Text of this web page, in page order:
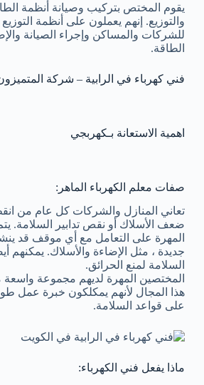
يقوم المختص بتركيب وصيانة أنظمة
والتوزيع. إنهم يعملون على أنظمة
للشركات والمساكن وإجراء الصيانة
الطاقة.
فني كهرباء في الرابية – شركة
اهمية الاستعانة بـكهربجي
صفات معلم الكهرباء الماهر:
تعاني المنازل والشركات كل عام من
ضعف الأسلاك أو نقص تدابير السلامة.
المهرة على التعامل مع أي موقف قد
جديدة ، مثل الإضاءة والأسلاك. يمكنهم
السلامة لمنع الحرائق.
المختصين المهرة لديهم مجموعة
هذا المجال لأنهم يمكلكون خبرة عمل
على قواعد السلامة.
ماذا يفعل فني الكهرباء: